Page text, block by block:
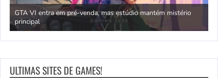
GTA VI entra em pré-venda, mas estúdio mantém mistério
principal
ULTIMAS SITES DE GAMES!